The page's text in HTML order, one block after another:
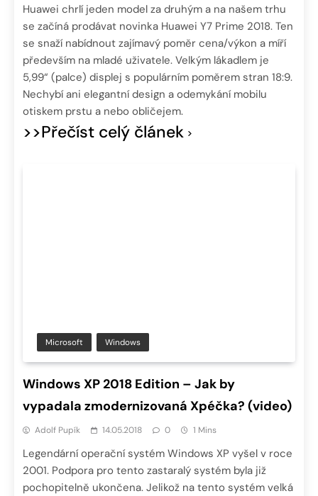
Huawei chrlí jeden model za druhým a na našem trhu
se začíná prodávat novinka Huawei Y7 Prime 2018. Ten
se snaží nabídnout zajímavý poměr cena/výkon a míří
především na mladé uživatele. Velkým lákadlem je
5,99“ (palce) displej s populárním poměrem stran 18:9.
Nechybí ani elegantní design a odemykání mobilu
otiskem prstu a nebo obličejem.
>>Přečíst celý článek
Microsoft Windows
Windows XP 2018 Edition – Jak by
vypadala zmodernizovaná Xpéčka? (video)
Adolf Pupík 14.05.2018 0 1 Mins
Legendární operační systém Windows XP vyšel v roce
2001. Podpora pro tento zastaralý systém byla již
pochopitelně ukončena. Jelikož na tento systém velká